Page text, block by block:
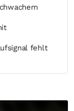
fehlt